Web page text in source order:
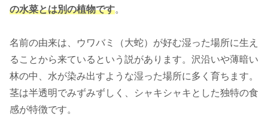
の水菜とは別の植物です。
名前の由来は、ウワバミ（大蛇）が好む湿った場所に生え
ることから来ているという説があります。沢沿いや薄暗い
林の中、水が染み出すような湿った場所に多く育ちます。
茎は半透明でみずみずしく、シャキシャキとした独特の食
感が特徴です。